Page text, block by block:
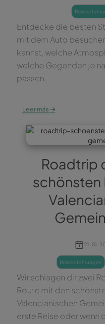
Entdecke die besten
mit dem Auto
kannst, welche
welche Gegenden je
passen.
Leer más →
Roadtrip
schönsten
21-01-
reiseerfahrungen
Wir schlagen dir zwei
Route mit den
Valencianischen
erste Reise oder wenn